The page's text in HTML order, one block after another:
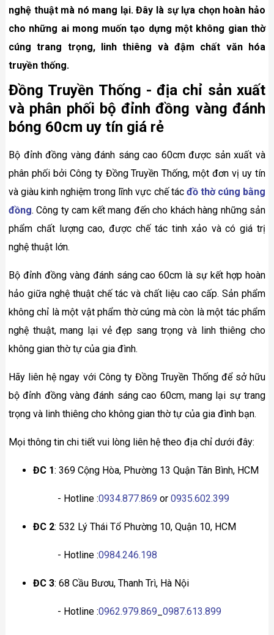
nghệ thuật mà nó mang lại. Đây là sự lựa chọn hoàn hảo
cho những ai mong muốn tạo dựng một không gian thờ
cúng trang trọng, linh thiêng và đậm chất văn hóa
truyền thống.
Đồng Truyền Thống - địa chỉ sản xuất
và phân phối bộ đỉnh đồng vàng đánh
bóng 60cm uy tín giá rẻ
Bộ đỉnh đồng vàng đánh sáng cao 60cm được sản xuất và
phân phối bởi Công ty Đồng Truyền Thống, một đơn vị uy tín
và giàu kinh nghiệm trong lĩnh vực chế tác đồ thờ cúng bằng
đồng. Công ty cam kết mang đến cho khách hàng những sản
phẩm chất lượng cao, được chế tác tinh xảo và có giá trị
nghệ thuật lớn.
Bộ đỉnh đồng vàng đánh sáng cao 60cm là sự kết hợp hoàn
hảo giữa nghệ thuật chế tác và chất liệu cao cấp. Sản phẩm
không chỉ là một vật phẩm thờ cúng mà còn là một tác phẩm
nghệ thuật, mang lại vẻ đẹp sang trọng và linh thiêng cho
không gian thờ tự của gia đình.
Hãy liên hệ ngay với Công ty Đồng Truyền Thống để sở hữu
bộ đỉnh đồng vàng đánh sáng cao 60cm, mang lại sự trang
trọng và linh thiêng cho không gian thờ tự của gia đình bạn.
Mọi thông tin chi tiết vui lòng liên hệ theo địa chỉ dưới đây:
ĐC 1: 369 Cộng Hòa, Phường 13 Quận Tân Bình, HCM
- Hotline :0934.877.869 or 0935.602.399
ĐC 2: 532 Lý Thái Tổ Phường 10, Quận 10, HCM
- Hotline :0984.246.198
ĐC 3: 68 Cầu Bươu, Thanh Trì, Hà Nội
- Hotline :0962.979.869 0987.613.899